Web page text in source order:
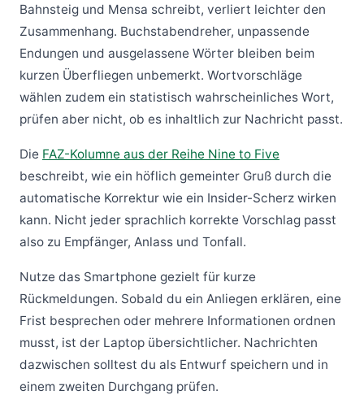
Bahnsteig und Mensa schreibt, verliert leichter den
Zusammenhang. Buchstabendreher, unpassende
Endungen und ausgelassene Wörter bleiben beim
kurzen Überfliegen unbemerkt. Wortvorschläge
wählen zudem ein statistisch wahrscheinliches Wort,
prüfen aber nicht, ob es inhaltlich zur Nachricht passt.
Die FAZ-Kolumne aus der Reihe Nine to Five
beschreibt, wie ein höflich gemeinter Gruß durch die
automatische Korrektur wie ein Insider-Scherz wirken
kann. Nicht jeder sprachlich korrekte Vorschlag passt
also zu Empfänger, Anlass und Tonfall.
Nutze das Smartphone gezielt für kurze
Rückmeldungen. Sobald du ein Anliegen erklären, eine
Frist besprechen oder mehrere Informationen ordnen
musst, ist der Laptop übersichtlicher. Nachrichten
dazwischen solltest du als Entwurf speichern und in
einem zweiten Durchgang prüfen.